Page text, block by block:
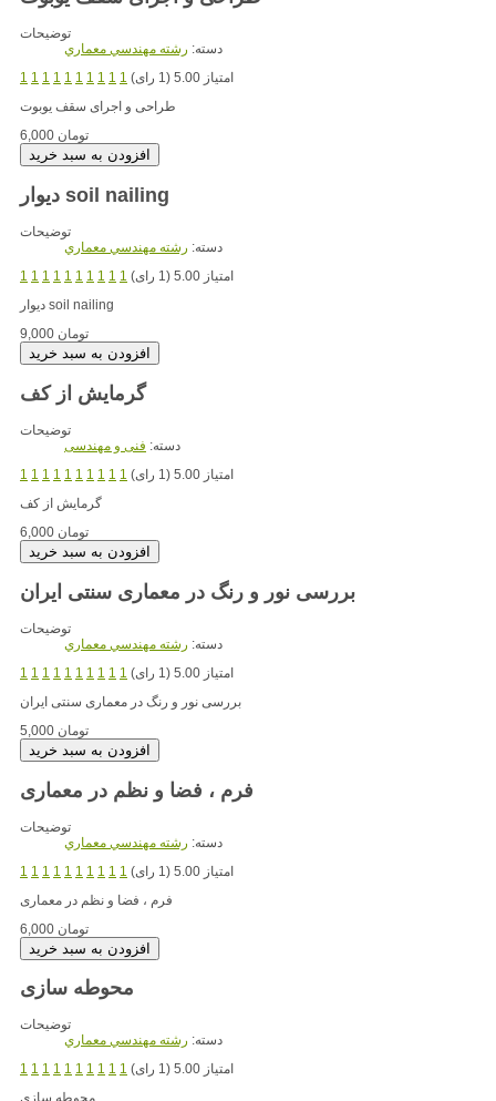
توضیحات
دسته: رشته مهندسي معماري
1 1 1 1 1 1 1 1 1 1
امتیاز 5.00 (1 رای)
طراحی و اجرای سقف یوبوت
6,000 تومان
دیوار soil nailing
توضیحات
دسته: رشته مهندسي معماري
1 1 1 1 1 1 1 1 1 1
امتیاز 5.00 (1 رای)
دیوار soil nailing
9,000 تومان
گرمایش از کف
توضیحات
دسته: فنی و مهندسی
1 1 1 1 1 1 1 1 1 1
امتیاز 5.00 (1 رای)
6,000 تومان
بررسی نور و رنگ در معماری سنتی ایران
توضیحات
دسته: رشته مهندسي معماري
1 1 1 1 1 1 1 1 1 1
امتیاز 5.00 (1 رای)
5,000 تومان
فرم ، فضا و نظم در معماری
توضیحات
دسته: رشته مهندسي معماري
1 1 1 1 1 1 1 1 1 1
امتیاز 5.00 (1 رای)
فرم ، فضا و نظم در معماری
6,000 تومان
محوطه سازی
توضیحات
دسته: رشته مهندسي معماري
1 1 1 1 1 1 1 1 1 1
امتیاز 5.00 (1 رای)